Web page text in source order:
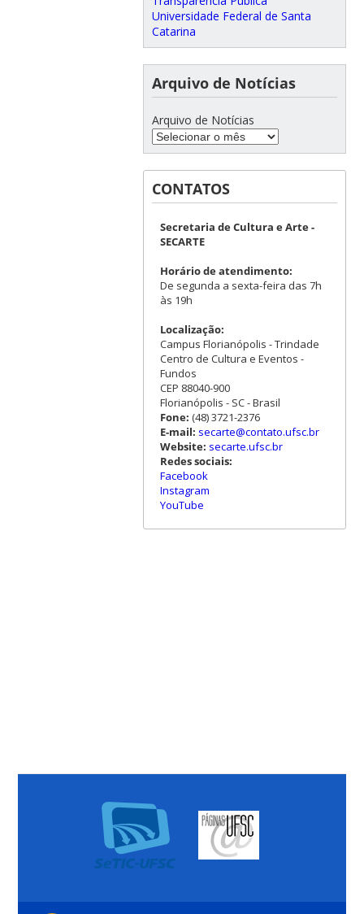
Universidade Federal de Santa
Catarina
Arquivo de Notícias
Arquivo de Notícias
CONTATOS
Secretaria de Cultura e Arte -
SECARTE
Horário de atendimento:
De segunda a sexta-feira das 7h
às 19h
Localização:
Campus Florianópolis - Trindade
Centro de Cultura e Eventos -
Fundos
CEP 88040-900
Florianópolis - SC - Brasil
Fone: (48) 3721-2376
E-mail: secarte@contato.ufsc.br
Website: secarte.ufsc.br
Redes sociais:
Facebook
Instagram
YouTube